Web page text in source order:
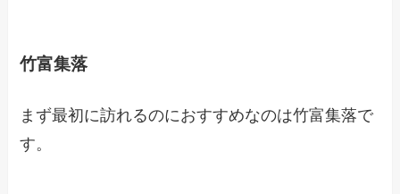
竹富集落
まず最初に訪れるのにおすすめなのは竹富集落で
す。